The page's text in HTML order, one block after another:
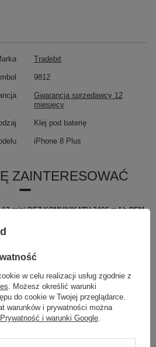
Tradebit
9812
Gwarancja sprzedawcy 12
miesięcy
Klej pod baterię
iPhone 8 Plus
ZAINTERESOWAĆ
mini BEZ KOMUNIKATU 2406 mAh OEM
Premium iPhone 5 6 7 8 X XS 11
Tradebit TB CUBE PRO BT 5.4 WiFi 6
KOMUNIKATU 3279 mAh OEM Jakość
w celu realizacji usług zgodnie z
. Możesz określić warunki
do cookie w Twojej przeglądarce.
warunków i prywatności można
Prywatność i warunki Google